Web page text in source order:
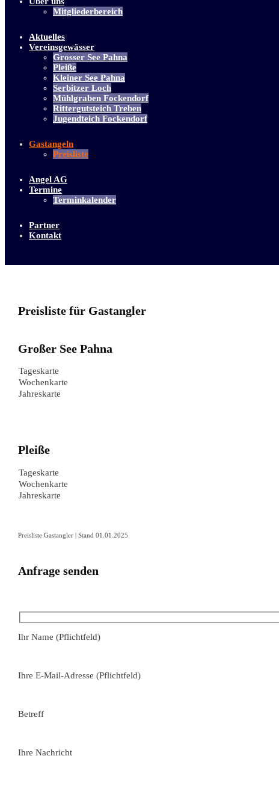
Mitgliederbereich
Aktuelles
Vereinsgewässer
Grosser See Pahna
Pleiße
Kleiner See Pahna
Serbitzer Loch
Mühlgraben Fockendorf
Rittergutsteich Treben
Jugendteich Fockendorf
Gastangeln
Preisliste
Angel AG
Termine
Terminkalender
Partner
Kontakt
Preisliste für Gastangler
Großer See Pahna
Tageskarte
Wochenkarte
Jahreskarte
Pleiße
Tageskarte
Wochenkarte
Jahreskarte
Preisliste Gastangler | Stand 01.01.2025
Anfrage senden
Ihr Name (Pflichtfeld)
Ihre E-Mail-Adresse (Pflichtfeld)
Betreff
Ihre Nachricht